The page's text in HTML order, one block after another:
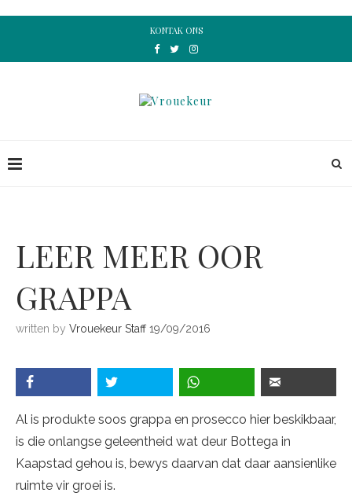
KONTAK ONS
LEER MEER OOR
GRAPPA
written by Vrouekeur Staff 19/09/2016
Al is produkte soos grappa en prosecco hier beskikbaar,
is die onlangse geleentheid wat deur Bottega in
Kaapstad gehou is, bewys daarvan dat daar aansienlike
ruimte vir groei is.